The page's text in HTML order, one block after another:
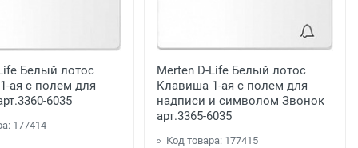
Белый лотос
ая с полем для
6035
177414
Merten D-Life Белый лотос
Клавиша 1-ая с полем для
надписи и символом Звонок
арт.3365-6035
Код товара: 177415